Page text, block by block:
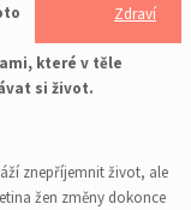
Zdraví
které v těle
si život.
znepříjemnit život, ale
žen změny dokonce